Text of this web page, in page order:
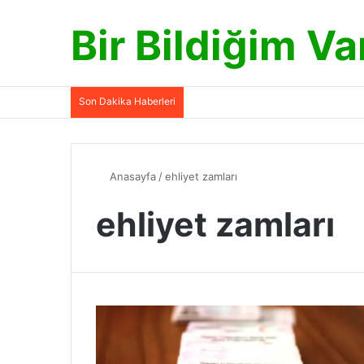
Bir Bildiğim
Son Dakika Haberleri
Anasayfa /ehliyet zamları
ehliyet zamları